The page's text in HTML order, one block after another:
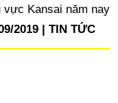
vực Kansai năm nay
2019
TIN TỨC